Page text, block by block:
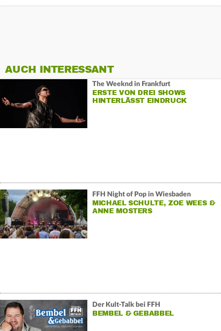
AUCH INTERESSANT
The Weeknd in Frankfurt
ERSTE VON DREI SHOWS
HINTERLÄSST EINDRUCK
FFH Night of Pop in Wiesbaden
MICHAEL SCHULTE, ZOE WEES &
ANNE MOSTERS
Der Kult-Talk bei FFH
BEMBEL & GEBABBEL